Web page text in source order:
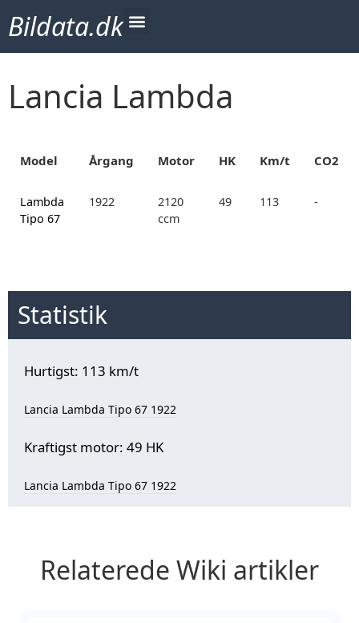
Bildata.dk
Lancia Lambda
Model Årgang Motor HK Km/t CO2
Lambda
Tipo 67
1922
2120
ccm
49 113 -
Statistik
Hurtigst: 113 km/t
Lancia Lambda Tipo 67 1922
Kraftigst motor: 49 HK
Lancia Lambda Tipo 67 1922
Relaterede Wiki artikler